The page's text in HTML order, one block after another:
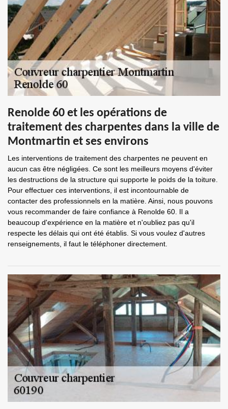
Renolde 60 et les opérations de
traitement des charpentes dans la ville de
Montmartin et ses environs
Les interventions de traitement des charpentes ne peuvent en
aucun cas être négligées. Ce sont les meilleurs moyens d'éviter
les destructions de la structure qui supporte le poids de la toiture.
Pour effectuer ces interventions, il est incontournable de
contacter des professionnels en la matière. Ainsi, nous pouvons
vous recommander de faire confiance à Renolde 60. Il a
beaucoup d'expérience en la matière et n'oubliez pas qu'il
respecte les délais qui ont été établis. Si vous voulez d'autres
renseignements, il faut le téléphoner directement.